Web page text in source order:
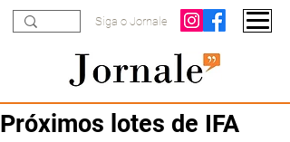
Siga o Jornale
Próximos lotes de IFA